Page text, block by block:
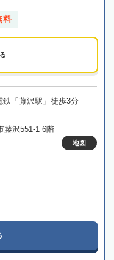
料
「藤沢駅」徒歩3分
藤沢551-1 6階
地図